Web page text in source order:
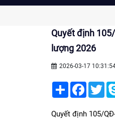
Quyết định
lượng 2026
2026-03-17
Share
Quyết định 105/